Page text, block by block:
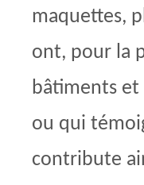
maquettes,
ont, pour la
bâtiments et
ou qui
contribute